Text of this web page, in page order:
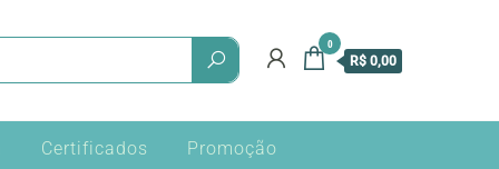
0
R$ 0,00
Certificados Promoção